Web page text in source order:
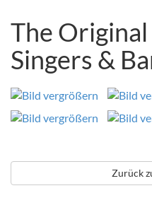
The Original
Singers &
Zurück